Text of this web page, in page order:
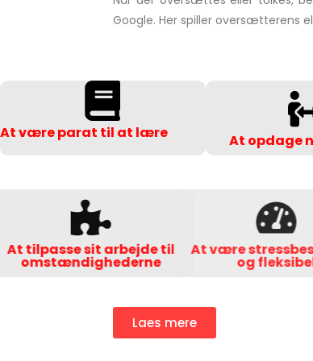
Google. Her spiller oversætterens
At være parat til at lære At opdage
At tilpasse sit arbejde til
omstændighederne
At være
og
Laes mere